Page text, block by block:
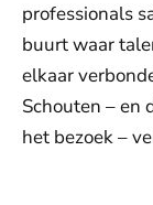
professionals
buurt waar
elkaar
Schouten – en
het bezoek –